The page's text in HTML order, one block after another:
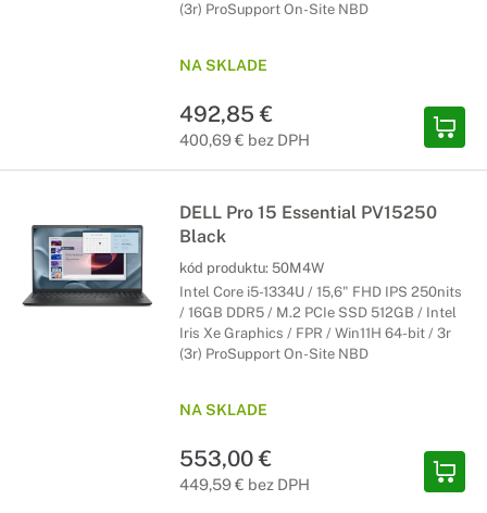
(3r) ProSupport On-Site NBD
NA SKLADE
492,85 €
400,69 € bez DPH
DELL Pro 15 Essential PV15250
Black
kód produktu: 50M4W
Intel Core i5-1334U / 15,6" FHD IPS 250nits
/ 16GB DDR5 / M.2 PCIe SSD 512GB / Intel
Iris Xe Graphics / FPR / Win11H 64-bit / 3r
(3r) ProSupport On-Site NBD
NA SKLADE
553,00 €
449,59 € bez DPH